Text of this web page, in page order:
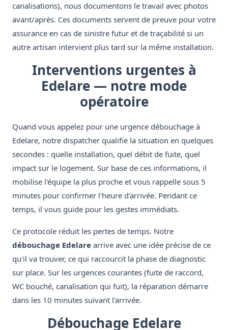
canalisations), nous documentons le travail avec photos
avant/après. Ces documents servent de preuve pour votre
assurance en cas de sinistre futur et de traçabilité si un
autre artisan intervient plus tard sur la même installation.
Interventions urgentes à
Edelare — notre mode
opératoire
Quand vous appelez pour une urgence débouchage à
Edelare, notre dispatcher qualifie la situation en quelques
secondes : quelle installation, quel débit de fuite, quel
impact sur le logement. Sur base de ces informations, il
mobilise l'équipe la plus proche et vous rappelle sous 5
minutes pour confirmer l'heure d'arrivée. Pendant ce
temps, il vous guide pour les gestes immédiats.
Ce protocole réduit les pertes de temps. Notre
débouchage Edelare arrive avec une idée précise de ce
qu'il va trouver, ce qui raccourcit la phase de diagnostic
sur place. Sur les urgences courantes (fuite de raccord,
WC bouché, canalisation qui fuit), la réparation démarre
dans les 10 minutes suivant l'arrivée.
Débouchage Edelare